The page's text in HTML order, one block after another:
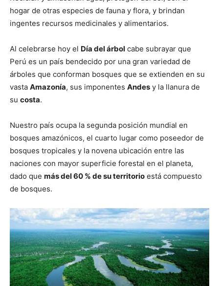
hogar de otras especies de fauna y flora, y brindan
ingentes recursos medicinales y alimentarios.
Al celebrarse hoy el Día del árbol cabe subrayar que
Perú es un país bendecido por una gran variedad de
árboles que conforman bosques que se extienden en su
vasta Amazonía, sus imponentes Andes y la llanura de
su costa.
Nuestro país ocupa la segunda posición mundial en
bosques amazónicos, el cuarto lugar como poseedor de
bosques tropicales y la novena ubicación entre las
naciones con mayor superficie forestal en el planeta,
dado que más del 60 % de su territorio está compuesto
de bosques.